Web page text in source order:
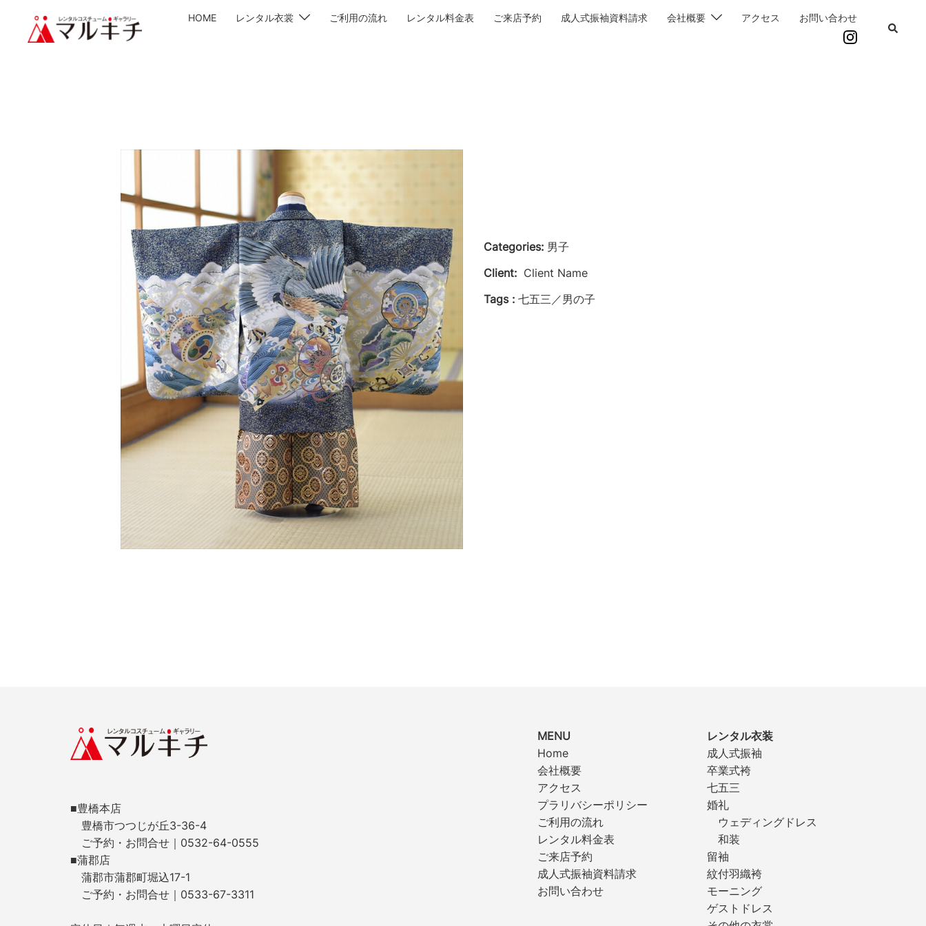
HOME レンタル衣裳 ご利用の流れ レンタル料金表 ご来店予約 成人式振袖資料請求 会社概要 アクセス お問い合わせ
Categories: 男子
Client: Client Name
Tags : 七五三／男の子
■豊橋本店
豊橋市つつじが丘3-36-4
ご予約・お問合せ｜0532-64-0555
■蒲郡店
蒲郡市蒲郡町堀込17-1
ご予約・お問合せ｜0533-67-3311
MENU
Home
会社概要
アクセス
プラリバシーポリシー
ご利用の流れ
レンタル料金表
ご来店予約
成人式振袖資料請求
お問い合わせ
レンタル衣装
成人式振袖
卒業式袴
七五三
婚礼
ウェディングドレス
和装
留袖
紋付羽織袴
モーニング
ゲストドレス